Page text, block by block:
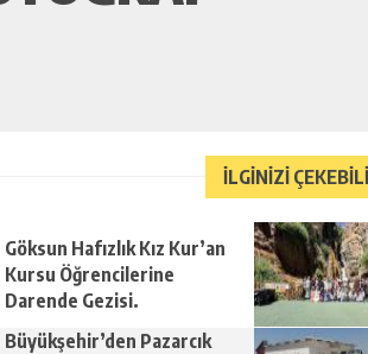
İLGİNİZİ
Göksun Hafızlık Kız Kur’an
Kursu Öğrencilerine
Darende Gezisi.
Büyükşehir’den Pazarcık